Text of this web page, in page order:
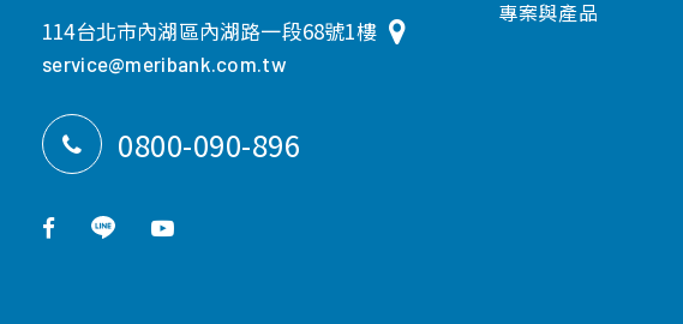
114台北市內湖區內湖路一段68號1樓
service@meribank.com.tw
0800-090-896
專案與產品